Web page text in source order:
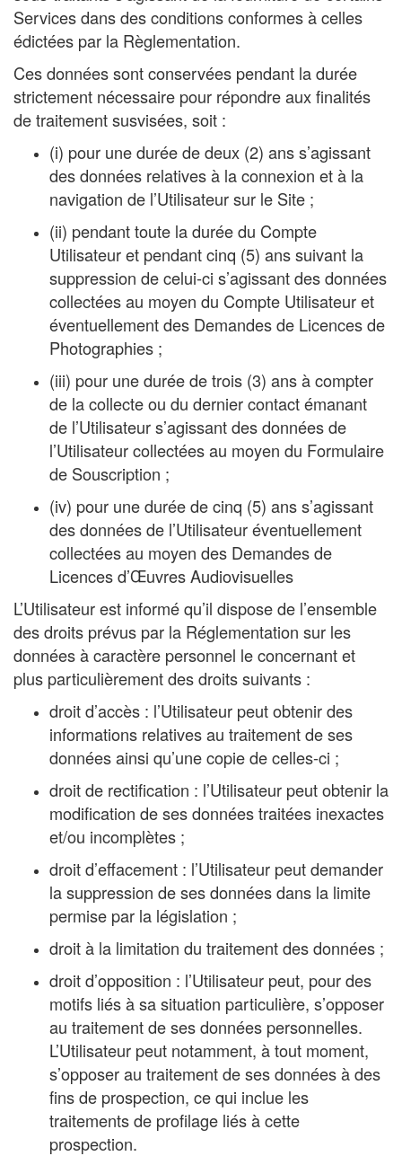
Services dans des conditions conformes à celles
édictées par la Règlementation.
Ces données sont conservées pendant la durée
strictement nécessaire pour répondre aux finalités
de traitement susvisées, soit :
(i) pour une durée de deux (2) ans s’agissant
des données relatives à la connexion et à la
navigation de l’Utilisateur sur le Site ;
(ii) pendant toute la durée du Compte
Utilisateur et pendant cinq (5) ans suivant la
suppression de celui-ci s’agissant des données
collectées au moyen du Compte Utilisateur et
éventuellement des Demandes de Licences de
Photographies ;
(iii) pour une durée de trois (3) ans à compter
de la collecte ou du dernier contact émanant
de l’Utilisateur s’agissant des données de
l’Utilisateur collectées au moyen du Formulaire
de Souscription ;
(iv) pour une durée de cinq (5) ans s’agissant
des données de l’Utilisateur éventuellement
collectées au moyen des Demandes de
Licences d’Œuvres Audiovisuelles
L’Utilisateur est informé qu’il dispose de l’ensemble
des droits prévus par la Réglementation sur les
données à caractère personnel le concernant et
plus particulièrement des droits suivants :
droit d’accès : l’Utilisateur peut obtenir des
informations relatives au traitement de ses
données ainsi qu’une copie de celles-ci ;
droit de rectification : l’Utilisateur peut obtenir la
modification de ses données traitées inexactes
et/ou incomplètes ;
droit d’effacement : l’Utilisateur peut demander
la suppression de ses données dans la limite
permise par la législation ;
droit à la limitation du traitement des données ;
droit d’opposition : l’Utilisateur peut, pour des
motifs liés à sa situation particulière, s’opposer
au traitement de ses données personnelles.
L’Utilisateur peut notamment, à tout moment,
s’opposer au traitement de ses données à des
fins de prospection, ce qui inclue les
traitements de profilage liés à cette
prospection.